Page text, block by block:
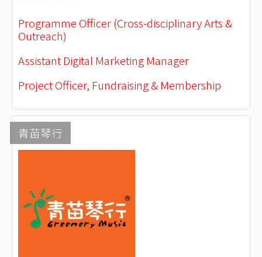
Programme Officer (Cross-disciplinary Arts &
Outreach)
Assistant Digital Marketing Manager
Project Officer, Fundraising & Membership
青苗琴行